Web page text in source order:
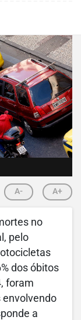
A- A+
no
pelo
dos óbitos
foram
envolvendo
a